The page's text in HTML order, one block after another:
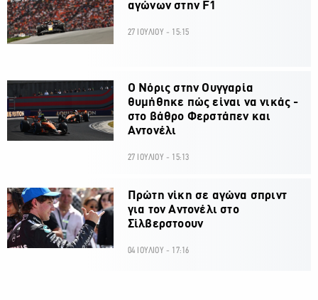
αγώνων στην F1
27 ΙΟΥΛΙΟΥ - 15:15
O Νόρις στην Ουγγαρία
θυμήθηκε πώς είναι να νικάς -
στο βάθρο Φερστάπεν και
Αντονέλι
27 ΙΟΥΛΙΟΥ - 15:13
Πρώτη νίκη σε αγώνα σπριντ
για τον Αντονέλι στο
Σίλβερστοουν
04 ΙΟΥΛΙΟΥ - 17:16